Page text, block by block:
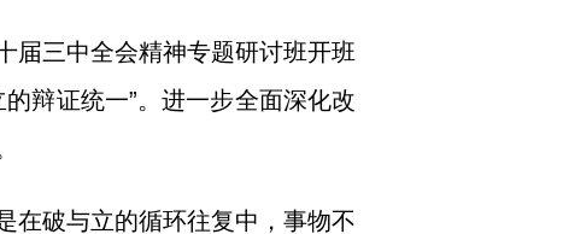
届三中全会精神专题研讨班开班
辩证统一”。进一步全面深化改
在破与立的循环往复中，事物不